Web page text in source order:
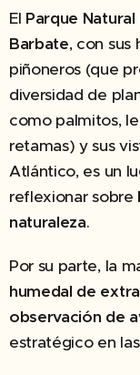
El Parque
Barbate, con sus
piñoneros (que
diversidad de
como palmitos,
retamas) y sus
Atlántico, es un
reflexionar sobre
naturaleza.
Por su parte, la
humedal de
observación de
estratégico en